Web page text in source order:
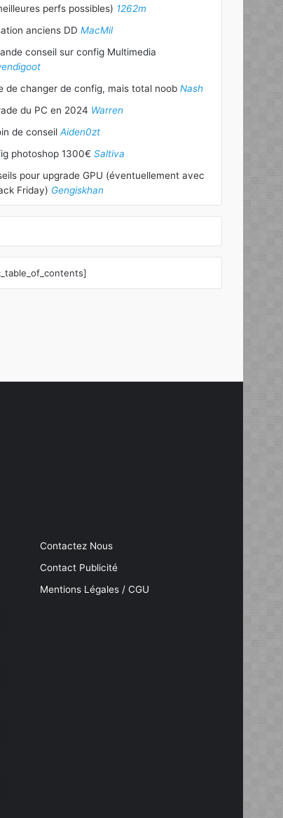
perfs possibles) 1262m
anciens DD MacMil
conseil sur config Multimedia
de changer de config, mais total noob Nash
du PC en 2024 Warren
de conseil Aiden0zt
photoshop 1300€ Saltiva
pour upgrade GPU (éventuellement avec
Friday) Gengiskhan
Contactez Nous
Contact Publicité
Mentions Légales / CGU